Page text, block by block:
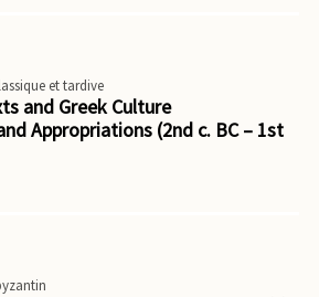
et tardive
and Greek Culture
Appropriations (2nd c. BC – 1st